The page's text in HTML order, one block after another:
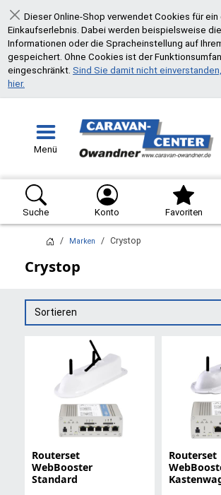
Schließen
Dieser Online-Shop verwendet Cookies für
Einkaufserlebnis. Dabei werden beispielsweise
Informationen oder die Spracheinstellung auf
gespeichert. Ohne Cookies ist der
eingeschränkt. Sind Sie damit nicht
hier.
Menü
Suche Konto Favoriten
Marken Crystop
Crystop
Sortieren
Routerset
WebBooster
Standard
Routerset